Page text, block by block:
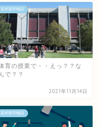
英米留学物語
育の授業で・・えっ？？な
んで？？
2021年11月14日
英米留学物語